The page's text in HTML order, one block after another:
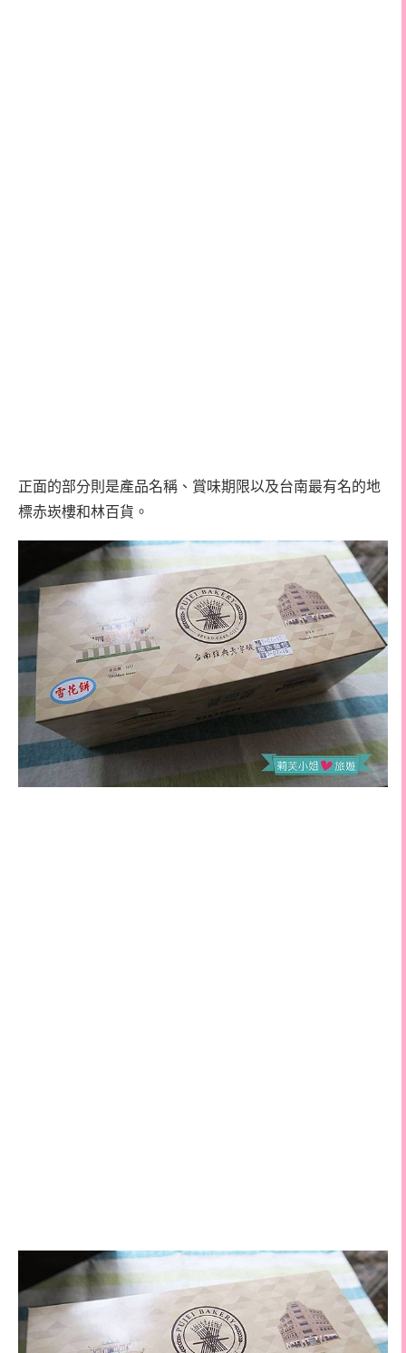
正面的部分則是產品名稱、賞味期限以及台南最有名的地
標赤崁樓和林百貨。